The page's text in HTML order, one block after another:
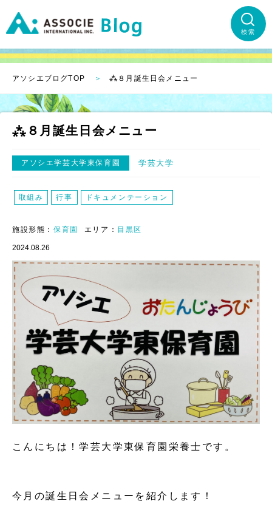
検索
アソシエブログTOP ⁂８月誕生日会メニュー
⁂８月誕生日会メニュー
アソシエ学芸大学東保育園 学芸大学
取組み 行事 ドキュメンテーション
施設形態： 保育園 エリア： 目黒区
2024.08.26
こんにちは！学芸大学東保育園栄養士です。
今月の誕生日会メニューを紹介します！